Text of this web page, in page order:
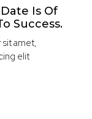
Is Of
Success.
amet,
elit